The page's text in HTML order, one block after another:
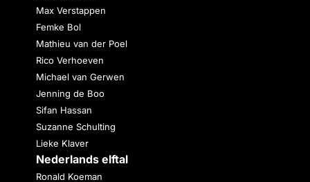
Max Verstappen
Femke Bol
Mathieu van der Poel
Rico Verhoeven
Michael van Gerwen
Jenning de Boo
Sifan Hassan
Suzanne Schulting
Lieke Klaver
Nederlands elftal
Ronald Koeman